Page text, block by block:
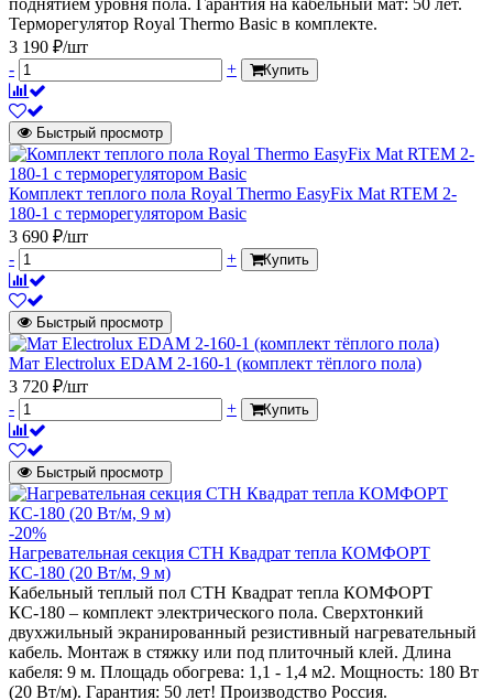
поднятием уровня пола. Гарантия на кабельный мат: 50 лет.
Терморегулятор Royal Thermo Basic в комплекте.
3 190 ₽/шт
-
+ Купить
Быстрый просмотр
Комплект теплого пола Royal Thermo EasyFix Mat RTEM 2-
180-1 с терморегулятором Basic
3 690 ₽/шт
-
+ Купить
Быстрый просмотр
Мат Electrolux EDAM 2-160-1 (комплект тёплого пола)
3 720 ₽/шт
-
+ Купить
Быстрый просмотр
-20%
Нагревательная секция СТН Квадрат тепла КОМФОРТ
КС-180 (20 Вт/м, 9 м)
Кабельный теплый пол СТН Квадрат тепла КОМФОРТ
КС-180 – комплект электрического пола. Сверхтонкий
двухжильный экранированный резистивный нагревательный
кабель. Монтаж в стяжку или под плиточный клей. Длина
кабеля: 9 м. Площадь обогрева: 1,1 - 1,4 м2. Мощность: 180 Вт
(20 Вт/м). Гарантия: 50 лет! Производство Россия.